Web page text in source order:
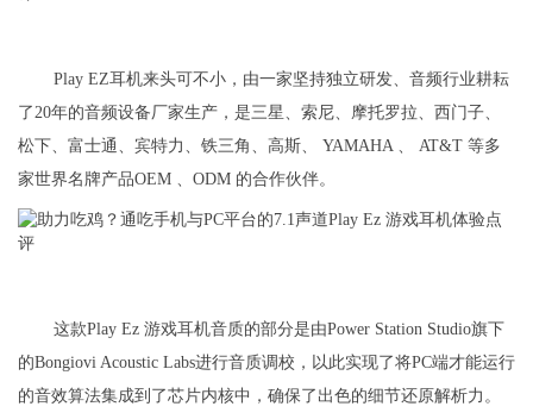
Play EZ耳机来头可不小，由一家坚持独立研发、音频行业耕耘
了20年的音频设备厂家生产，是三星、索尼、摩托罗拉、西门子、
松下、富士通、宾特力、铁三角、高斯、 YAMAHA 、 AT&T 等多
家世界名牌产品OEM 、ODM 的合作伙伴。
这款Play Ez 游戏耳机音质的部分是由Power Station Studio旗下
的Bongiovi Acoustic Labs进行音质调校，以此实现了将PC端才能运行
的音效算法集成到了芯片内核中，确保了出色的细节还原解析力。